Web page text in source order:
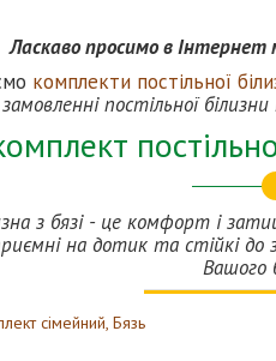
Ласкаво просимо в
комплекти постільної
постільної
з бязі - це комфорт і
на дотик та стійкі до
Вашого